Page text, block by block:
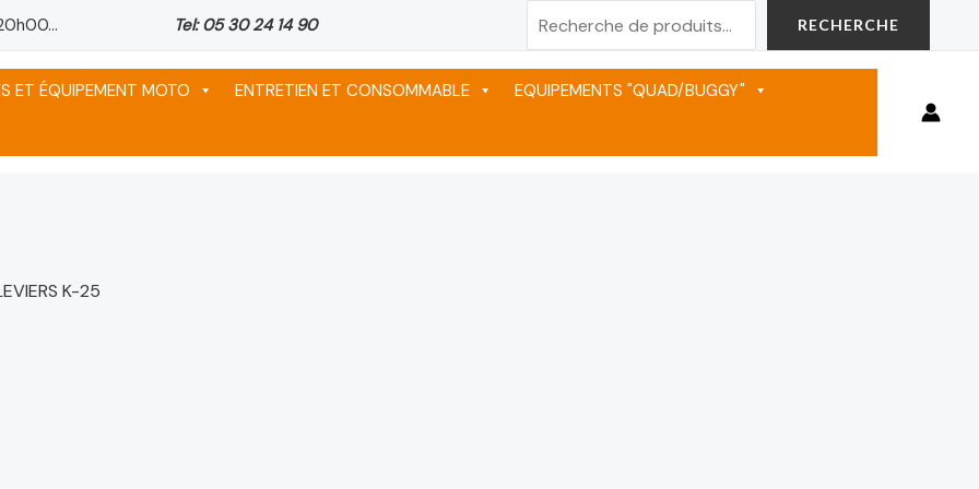
Tel: 05 30 24 14 90 Rechercher RECHERCHE
ET ÉQUIPEMENT MOTO ENTRETIEN ET CONSOMMABLE
EQUIPEMENTS "QUAD/BUGGY"
K-25